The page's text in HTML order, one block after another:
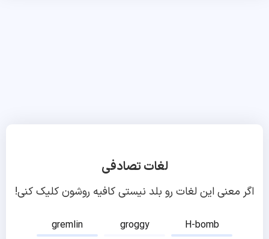
لغات تصادفی
اگر معنی این لغات رو بلد نیستی کافیه روشون کلیک کنی!
gremlin groggy
H-bomb